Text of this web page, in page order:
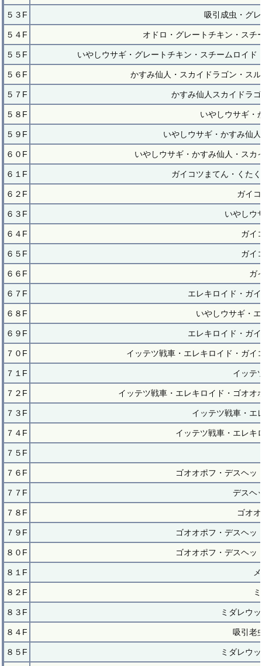
５３F 吸引成虫・グ
５４F オドロ・グレートチキン・スチ
５５F いやしウサギ・グレートチキン・スチームロイ
５６F かすみ仙人・スカイドラゴン・ス
５７F かすみ仙人スカイドラ
５８F いやしウサギ・
５９F いやしウサギ・かすみ仙
６０F いやしウサギ・かすみ仙人・ス
６１F ガイコツまてん・くた
６２F ガイ
６３F いやしウ
６４F ガイ
６５F ガイ
６６F ガ
６７F エレキロイド・ガ
６８F いやしウサギ・
６９F エレキロイド・ガ
７０F イッテツ戦車・エレキロイド・ガ
７１F イッテ
７２F イッテツ戦車・エレキロイド・ゴオ
７３F イッテツ戦車・エ
７４F イッテツ戦車・エレキ
７５F
７６F ゴオオポフ・デスヘッ
７７F デスヘ
７８F ゴオ
７９F ゴオオポフ・デスヘッ
８０F ゴオオポフ・デスヘッ
８１F
８２F
８３F ミダレウ
８４F 吸引老
８５F ミダレウ